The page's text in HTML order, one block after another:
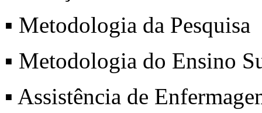
▪ Metodologia da Pesquisa
▪ Metodologia do Ensino
▪ Assistência de